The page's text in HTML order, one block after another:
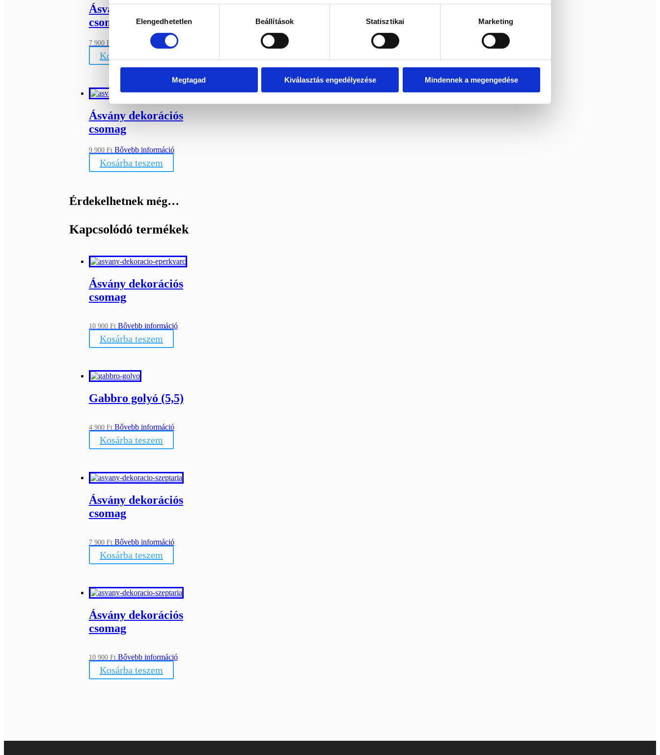
Hozzájárulás
kiválasztásaElengedhetetlen Beállítások Statisztikai Marketing
Megtagad Kiválasztás engedélyezése Mindennek a megengedése
Ásvány dekorációs
csomag
7 900 Ft Bővebb információ
Kosárba teszem
Ásvány dekorációs
csomag
9 900 Ft Bővebb információ
Kosárba teszem
Érdekelhetnek még…
Kapcsolódó termékek
Ásvány dekorációs
csomag
10 900 Ft Bővebb információ
Kosárba teszem
Gabbro golyó (5,5)
4 900 Ft Bővebb információ
Kosárba teszem
Ásvány dekorációs
csomag
7 900 Ft Bővebb információ
Kosárba teszem
Ásvány dekorációs
csomag
10 900 Ft Bővebb információ
Kosárba teszem